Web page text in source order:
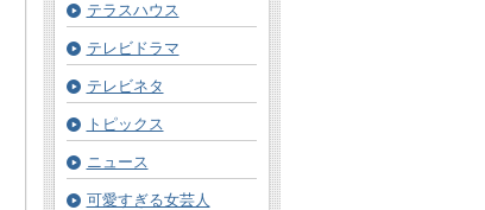
テラスハウス
テレビドラマ
テレビネタ
トピックス
ニュース
可愛すぎる女芸人